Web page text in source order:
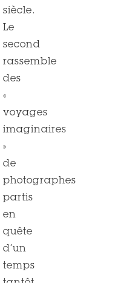
siècle.
Le
second
rassemble
des
«
voyages
imaginaires
»
de
photographes
partis
en
quête
d’un
temps